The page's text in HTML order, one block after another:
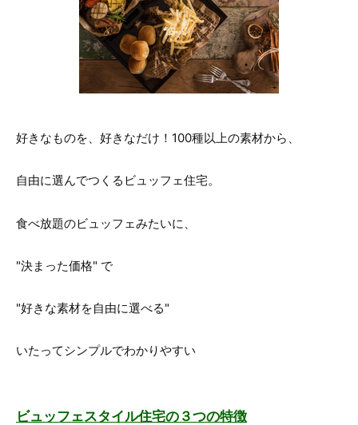
好きなものを、好きなだけ！100種以上の素材から、
自由に選んでつくるビュッフェ住宅。
食べ放題のビュッフェみたいに、
"決まった価格" で
"好きな素材を自由に選べる"
いたってシンプルでわかりやすい
ビュッフェスタイル住宅の３つの特徴